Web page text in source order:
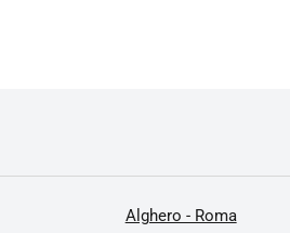
Alghero - Roma